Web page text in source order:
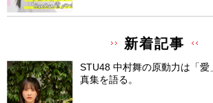
新着記事
STU48 中村舞の原動力は「
真集を語る。